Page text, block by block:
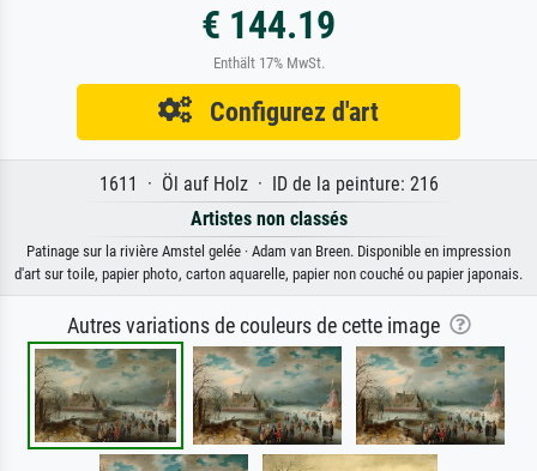
€ 144.19
Enthält 17% MwSt.
Configurez d'art
1611 · Öl auf Holz · ID de la peinture: 216
Artistes non classés
Patinage sur la rivière Amstel gelée · Adam van Breen. Disponible en impression
d'art sur toile, papier photo, carton aquarelle, papier non couché ou papier japonais.
Autres variations de couleurs de cette image